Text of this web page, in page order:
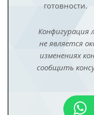
готовности.
Конфигурация
не является
изменениях
сообщить